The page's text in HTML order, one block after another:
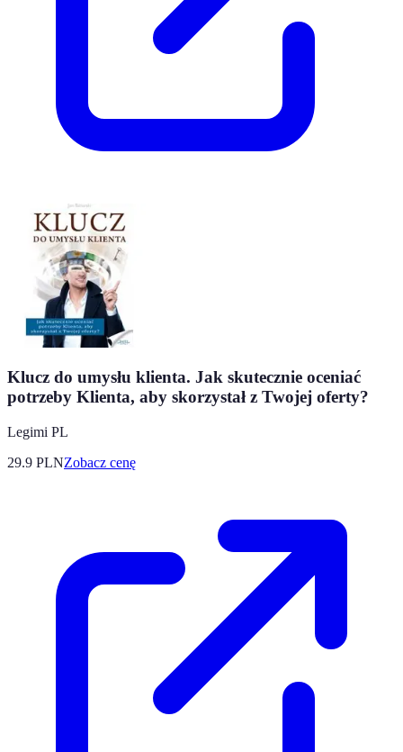
Klucz do umysłu klienta. Jak skutecznie oceniać
potrzeby Klienta, aby skorzystał z Twojej oferty?
Legimi PL
29.9 PLNZobacz cenę